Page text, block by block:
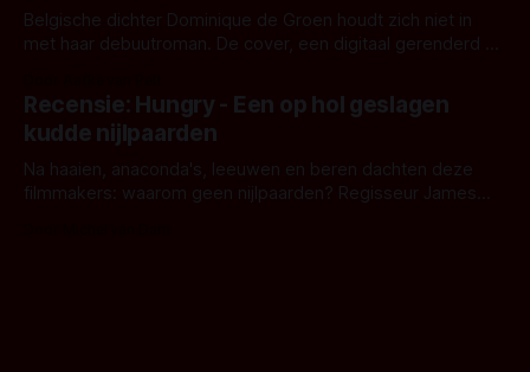
Belgische dichter Dominique de Groen houdt zich niet in
met haar debuutroman. De cover, een digitaal gerenderd en
achtergrond, belooft iets kleurrijks maar onheilspellends,
iets ongrijpbaars. En dat maakt De Groen met ieder woord
waar.
Recensie: Hungry - Een op hol geslagen
kudde nijlpaarden
Na haaien, anaconda's, leeuwen en beren dachten deze
filmmakers: waarom geen nijlpaarden? Regisseur James